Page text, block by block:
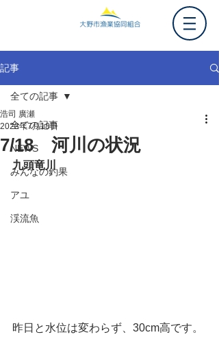
記事
全ての記事
NEWS
みんなの釣果
アユ
渓流魚
全ての記事
7/18 河川の状況
浩司 廣瀬
2023年7月18日
九頭竜川
昨日と水位は変わらず、30cm高です。